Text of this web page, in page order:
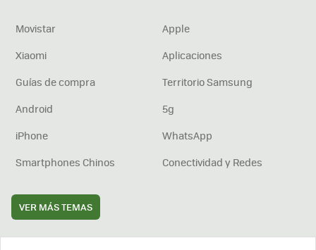
Movistar
Apple
Xiaomi
Aplicaciones
Guías de compra
Territorio Samsung
Android
5g
iPhone
WhatsApp
Smartphones Chinos
Conectividad y Redes
VER MÁS TEMAS